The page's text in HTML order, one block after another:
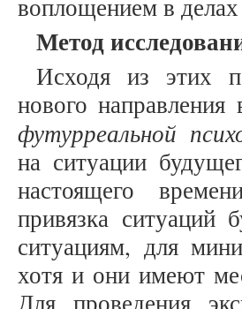
воплощением в
Метод
Исходя из этих
нового
футурреальной
на ситуации
настоящего
привязка ситуаций
ситуациям, для
хотя и они имеют